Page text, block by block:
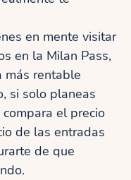
en mente visitar
en la Milan Pass,
más rentable
si solo planeas
el precio
de las entradas
de que